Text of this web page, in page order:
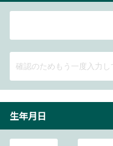
生年月日